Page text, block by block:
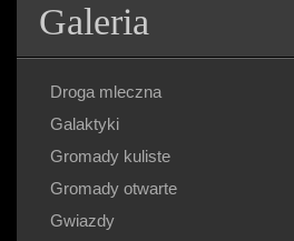
Galeria
Droga mleczna
Galaktyki
Gromady kuliste
Gromady otwarte
Gwiazdy